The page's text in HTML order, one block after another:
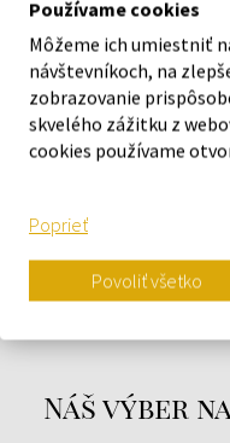
dnešnej podoby. Žije svoje
rozkoše a neutíchajúcej
sršiaca energiou. Svojou
seba. Žije naplno a vie si
je žena Incanto.
DETAILY
O ZNAČKE
Náš výber
Používame cookies
Môžeme ich umiestniť
návštevníkoch, na
zobrazovanie
skvelého zážitku z
cookies používame
Poprieť
Povoliť všetko